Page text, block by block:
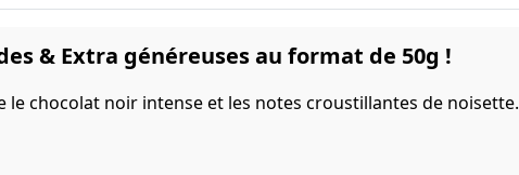
& Extra généreuses au format de 50g !
le chocolat noir intense et les notes croustillantes de noisette.